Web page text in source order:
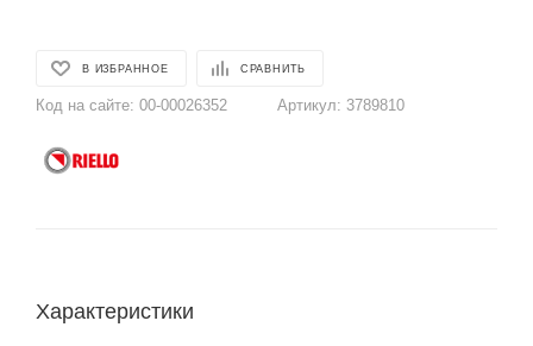
В ИЗБРАННОЕ СРАВНИТЬ
Код на сайте: 00-00026352 Артикул: 3789810
Характеристики